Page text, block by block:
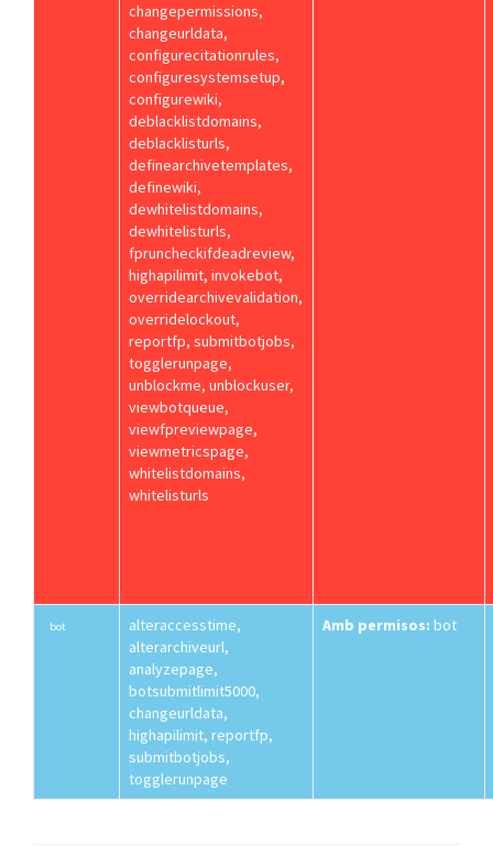
changepermissions,
changeurldata,
configurecitationrules,
configuresystemsetup,
configurewiki,
deblacklistdomains,
deblacklisturls,
definearchivetemplates,
definewiki,
dewhitelistdomains,
dewhitelisturls,
fpruncheckifdeadreview,
highapilimit, invokebot,
overridearchivevalidation,
overridelockout,
reportfp, submitbotjobs,
togglerunpage,
unblockme, unblockuser,
viewbotqueue,
viewfpreviewpage,
viewmetricspage,
whitelistdomains,
whitelisturls
bot
alteraccesstime,
alterarchiveurl,
analyzepage,
botsubmitlimit5000,
changeurldata,
highapilimit, reportfp,
submitbotjobs,
togglerunpage
Amb permisos: bot